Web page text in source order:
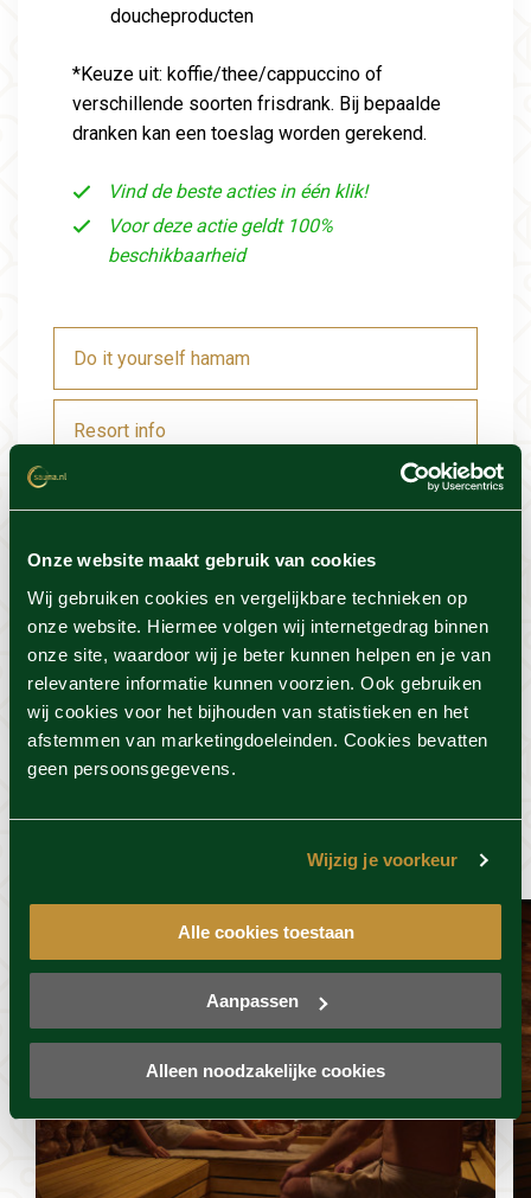
Onze website maakt gebruik van cookies
Wij gebruiken cookies en vergelijkbare technieken op
onze website. Hiermee volgen wij internetgedrag binnen
onze site, waardoor wij je beter kunnen helpen en je van
relevantere informatie kunnen voorzien. Ook gebruiken
wij cookies voor het bijhouden van statistieken en het
afstemmen van marketingdoeleinden. Cookies bevatten
geen persoonsgegevens.
Wijzig je voorkeur
Alle cookies toestaan
Aanpassen
Alleen noodzakelijke cookies
doucheproducten
*Keuze uit: koffie/thee/cappuccino of
verschillende soorten frisdrank. Bij bepaalde
dranken kan een toeslag worden gerekend.
Vind de beste acties in één klik!
Voor deze actie geldt 100%
beschikbaarheid
Do it yourself hamam
Resort info
Voorwaarden
Dit vind je misschien ook
wel leuk